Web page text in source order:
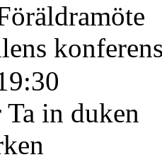
Ta in duken